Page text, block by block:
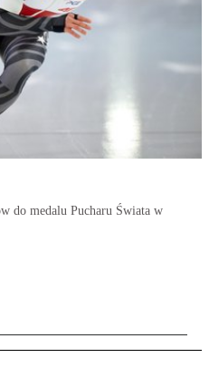
do medalu Pucharu Świata w